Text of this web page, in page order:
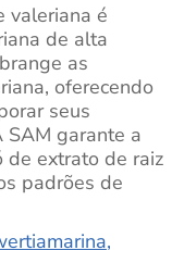
valeriana é
de alta
as
oferecendo
seus
SAM garante a
de extrato de raiz
padrões de
,